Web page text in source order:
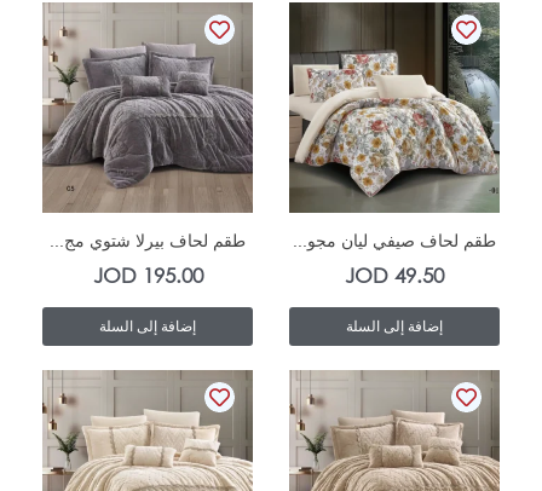
In Stock
طقم لحاف صيفي ليان مجو...
49.50
JOD
إضافة إلى السلة
طقم لحاف بيرلا شتوي مج...
195.00
JOD
إضافة إلى السلة